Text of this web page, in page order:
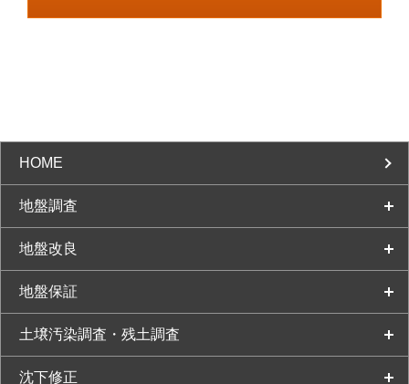
HOME
地盤調査
地盤改良
地盤保証
土壌汚染調査・残土調査
沈下修正